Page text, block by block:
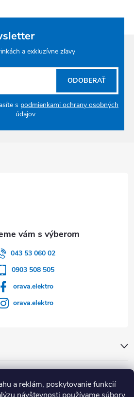
a reklám, poskytovanie funkcií
a exkluzívne zľavy
s podmienkami ochrany osobných
údajov
ODOBERAŤ
043 53 060 02
0903 508 505
orava.elektro
orava.elektro